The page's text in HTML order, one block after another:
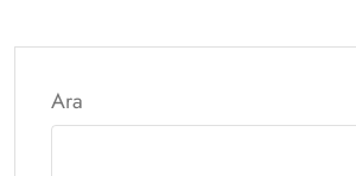
Ara